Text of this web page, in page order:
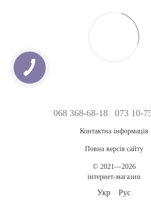
068 368-68-18 073 10-
Контактна інформація
Повна версія сайту
© 2021—2026
інтернет-магазин
Укр Рус